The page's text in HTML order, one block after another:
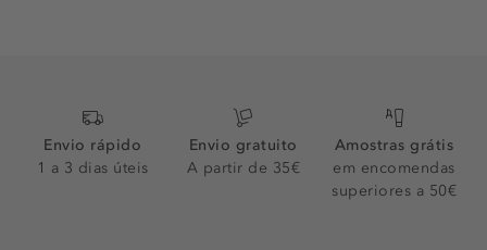
Envio rápido
1 a 3 dias úteis
Envio gratuito
A partir de 35€
Amostras grátis
em encomendas
superiores a 50€